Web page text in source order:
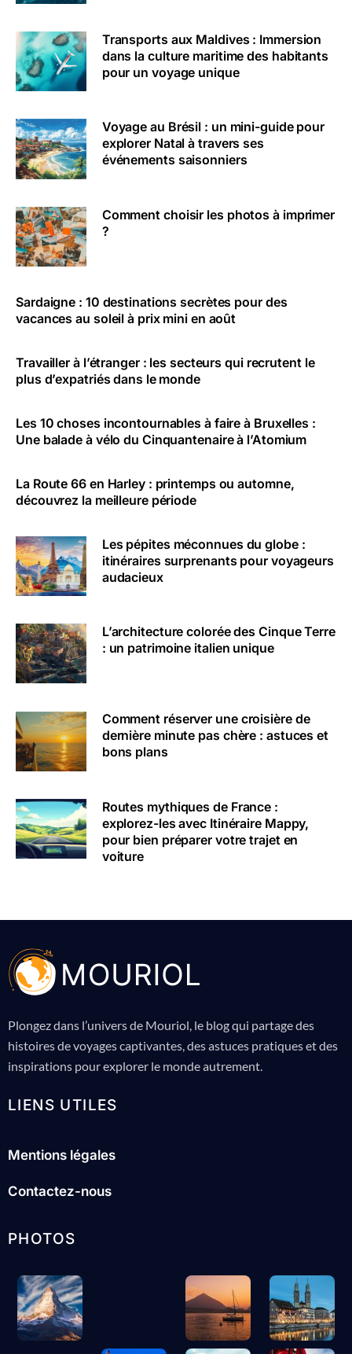
Transports aux Maldives : Immersion
dans la culture maritime des habitants
pour un voyage unique
Voyage au Brésil : un mini-guide pour
explorer Natal à travers ses
événements saisonniers
Comment choisir les photos à imprimer
?
Sardaigne : 10 destinations secrètes pour des
vacances au soleil à prix mini en août
Travailler à l’étranger : les secteurs qui recrutent le
plus d’expatriés dans le monde
Les 10 choses incontournables à faire à Bruxelles :
Une balade à vélo du Cinquantenaire à l’Atomium
La Route 66 en Harley : printemps ou automne,
découvrez la meilleure période
Les pépites méconnues du globe :
itinéraires surprenants pour voyageurs
audacieux
L’architecture colorée des Cinque Terre
: un patrimoine italien unique
Comment réserver une croisière de
dernière minute pas chère : astuces et
bons plans
Routes mythiques de France :
explorez-les avec Itinéraire Mappy,
pour bien préparer votre trajet en
voiture
Plongez dans l’univers de Mouriol, le blog qui partage des
histoires de voyages captivantes, des astuces pratiques et des
inspirations pour explorer le monde autrement.
LIENS UTILES
Mentions légales
Contactez-nous
PHOTOS